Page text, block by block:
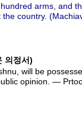
arms, and
country.
의정서)
will be
opinion. —